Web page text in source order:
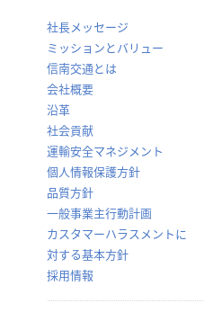
社長メッセージ
ミッションとバリュー
信南交通とは
会社概要
沿革
社会貢献
運輸安全マネジメント
個人情報保護方針
品質方針
一般事業主行動計画
カスタマーハラスメントに
対する基本方針
採用情報